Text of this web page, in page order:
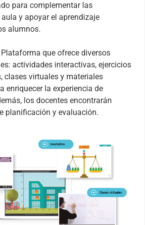
para complementar las
y apoyar el aprendizaje
alumnos.
Plataforma que ofrece diversos
actividades interactivas, ejercicios
clases virtuales y materiales
enriquecer la experiencia de
los docentes encontrarán
planificación y evaluación.